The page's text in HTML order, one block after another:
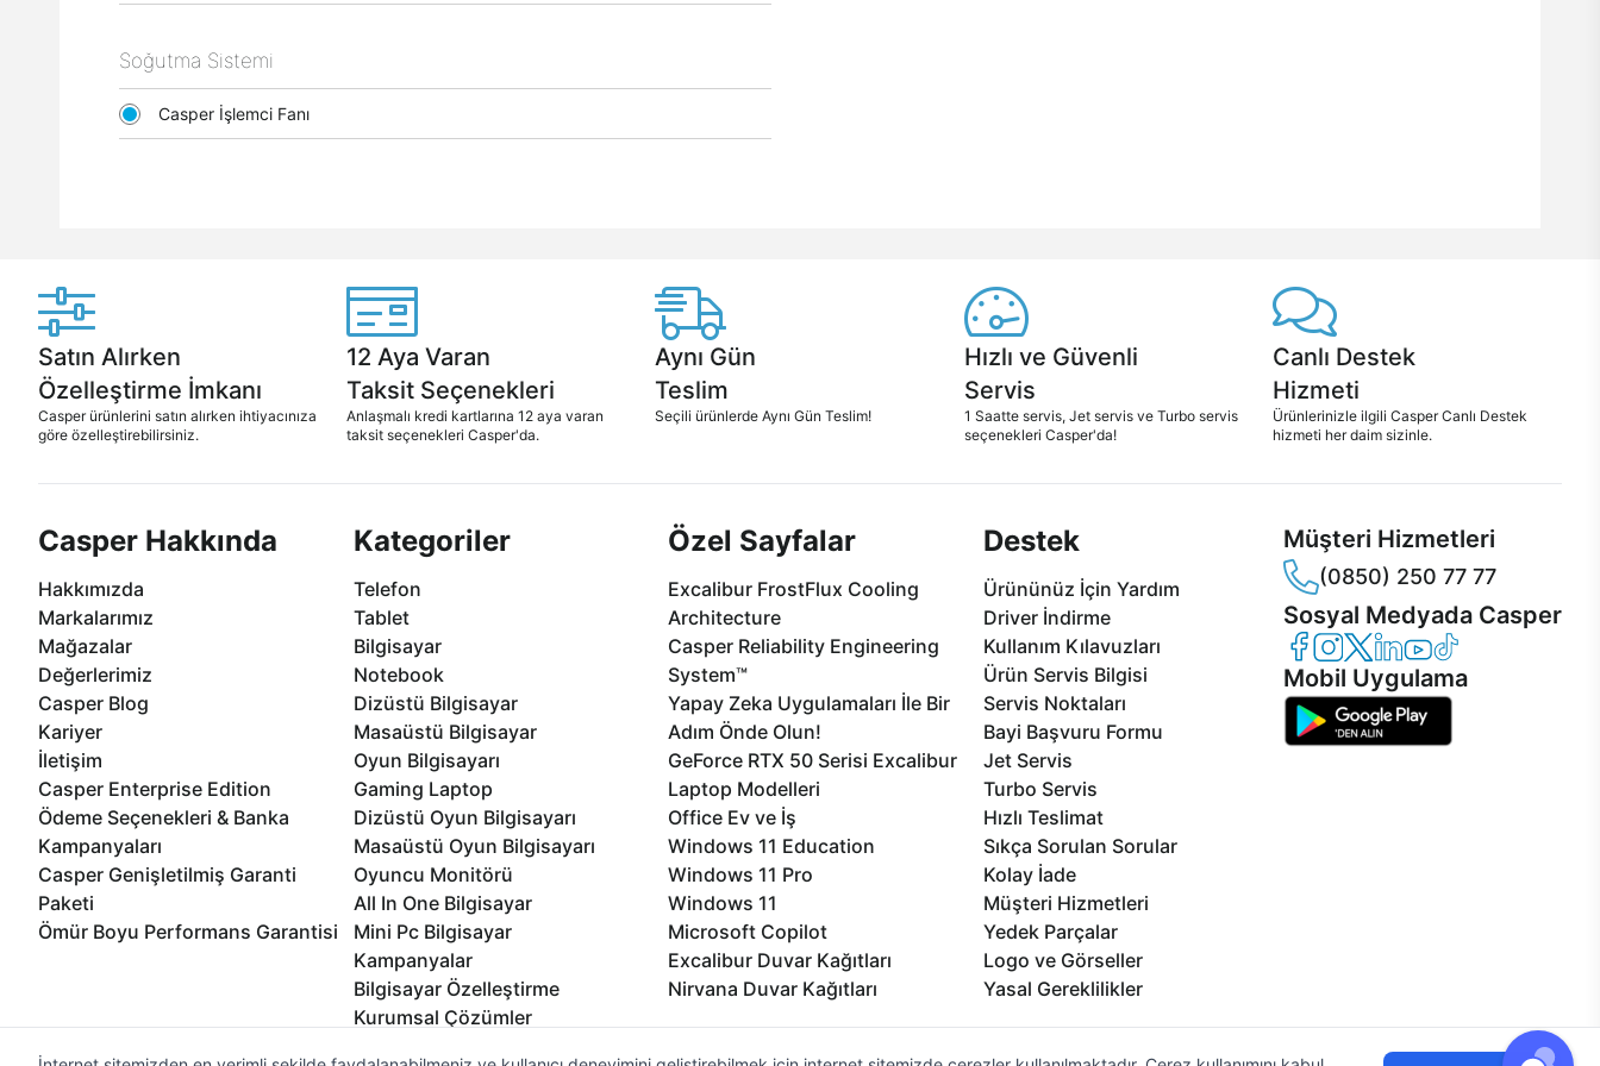
Soğutma Sistemi
Casper İşlemci Fanı
Satın Alırken
Özelleştirme İmkanı
Casper ürünlerini satın alırken ihtiyacınıza
göre özelleştirebilirsiniz.
12 Aya Varan
Taksit Seçenekleri
Anlaşmalı kredi kartlarına 12 aya varan
taksit seçenekleri Casper'da.
Aynı Gün
Teslim
Seçili ürünlerde Aynı Gün Teslim!
Hızlı ve Güvenli
Servis
1 Saatte servis, Jet servis ve Turbo servis
seçenekleri Casper'da!
Canlı Destek
Hizmeti
Ürünlerinizle ilgili Casper Canlı Destek
hizmeti her daim sizinle.
Casper Hakkında
Hakkımızda
Markalarımız
Mağazalar
Değerlerimiz
Casper Blog
Kariyer
İletişim
Casper Enterprise Edition
Ödeme Seçenekleri & Banka
Kampanyaları
Casper Genişletilmiş Garanti
Paketi
Ömür Boyu Performans Garantisi
Kategoriler
Telefon
Tablet
Bilgisayar
Notebook
Dizüstü Bilgisayar
Masaüstü Bilgisayar
Oyun Bilgisayarı
Gaming Laptop
Dizüstü Oyun Bilgisayarı
Masaüstü Oyun Bilgisayarı
Oyuncu Monitörü
All In One Bilgisayar
Mini Pc Bilgisayar
Kampanyalar
Bilgisayar Özelleştirme
Kurumsal Çözümler
Özel Sayfalar
Excalibur FrostFlux Cooling
Architecture
Casper Reliability Engineering
System™
Yapay Zeka Uygulamaları İle Bir
Adım Önde Olun!
GeForce RTX 50 Serisi Excalibur
Laptop Modelleri
Office Ev ve İş
Windows 11 Education
Windows 11 Pro
Windows 11
Microsoft Copilot
Excalibur Duvar Kağıtları
Nirvana Duvar Kağıtları
Destek
Ürününüz İçin Yardım
Driver İndirme
Kullanım Kılavuzları
Ürün Servis Bilgisi
Servis Noktaları
Bayi Başvuru Formu
Jet Servis
Turbo Servis
Hızlı Teslimat
Sıkça Sorulan Sorular
Kolay İade
Müşteri Hizmetleri
Yedek Parçalar
Logo ve Görseller
Yasal Gereklilikler
Müşteri Hizmetleri
(0850) 250 77 77
Sosyal Medyada Casper
Casper Facebook
Casper Instagram
Casper Twitter
Casper LinkedIn
Casper YouTube
Casper TikTok
Mobil Uygulama